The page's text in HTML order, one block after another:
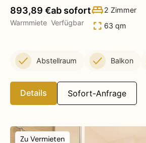
893,89 €
Warmmiete
ab sofort
Verfügbar
2 Zimmer
63 qm
Abstellraum Balkon
Details Sofort-Anfrage
Zu Vermieten